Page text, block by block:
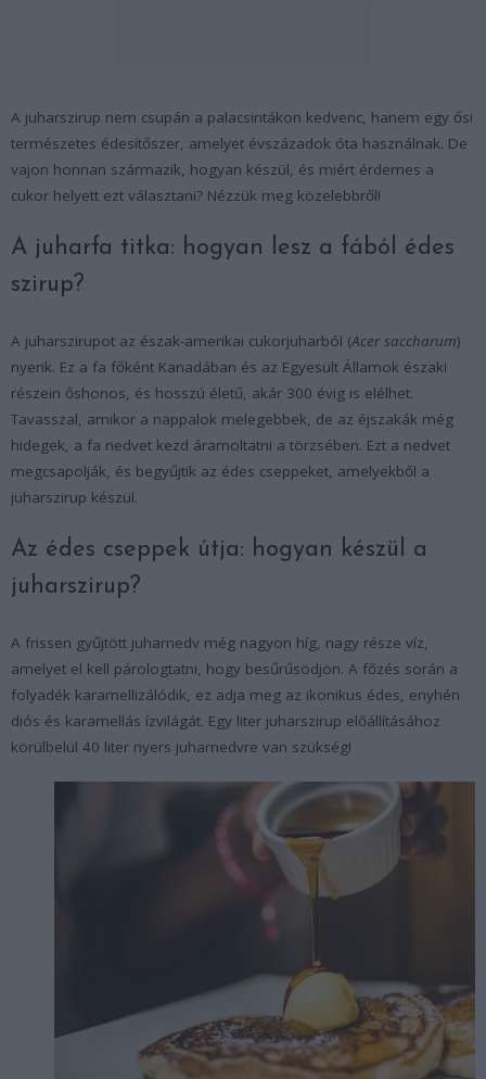
A juharszirup nem csupán a palacsintákon kedvenc, hanem egy ősi
természetes édesítőszer, amelyet évszázadok óta használnak. De
vajon honnan származik, hogyan készül, és miért érdemes a
cukor helyett ezt választani? Nézzük meg közelebbről!
A juharfa titka: hogyan lesz a fából édes
szirup?
A juharszirupot az észak-amerikai cukorjuharból (Acer saccharum)
nyerik. Ez a fa főként Kanadában és az Egyesült Államok északi
részein őshonos, és hosszú életű, akár 300 évig is elélhet.
Tavasszal, amikor a nappalok melegebbek, de az éjszakák még
hidegek, a fa nedvet kezd áramoltatni a törzsében. Ezt a nedvet
megcsapolják, és begyűjtik az édes cseppeket, amelyekből a
juharszirup készül.
Az édes cseppek útja: hogyan készül a
juharszirup?
A frissen gyűjtött juharnedv még nagyon híg, nagy része víz,
amelyet el kell párologtatni, hogy besűrűsödjön. A főzés során a
folyadék karamellizálódik, ez adja meg az ikonikus édes, enyhén
diós és karamellás ízvilágát. Egy liter juharszirup előállításához
körülbelül 40 liter nyers juharnedvre van szükség!